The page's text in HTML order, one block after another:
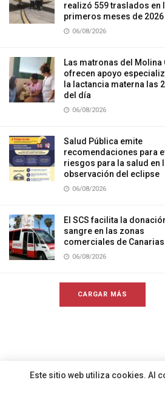
realizó 559 traslados en
primeros meses de 2026
06/08/2026
Las matronas del Molina
ofrecen apoyo
la lactancia materna las
del día
06/08/2026
Salud Pública emite
recomendaciones para
riesgos para la salud en
observación del eclipse
06/08/2026
El SCS facilita la
sangre en las zonas
comerciales de Canarias
06/08/2026
CARGAR MÁS
Este sitio web utiliza cookies. Al